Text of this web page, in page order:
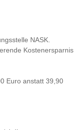
NASK.
Kostenersparnis
Euro anstatt 39,90